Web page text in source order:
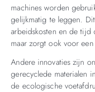
machines worden
gelijkmatig te leggen.
arbeidskosten en de
maar zorgt ook voor
Andere innovaties zijn
gerecyclede materialen
de ecologische